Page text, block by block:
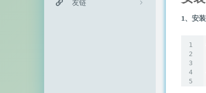
235
建站知识
归档栏
友链
1、安